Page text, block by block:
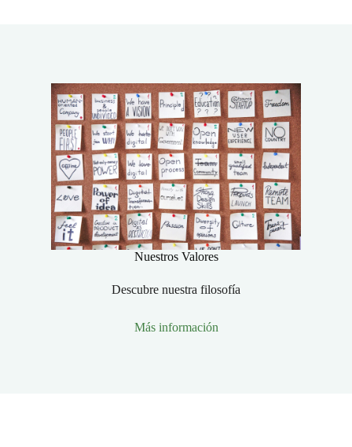
Nuestros Valores
Descubre nuestra filosofía
Más información